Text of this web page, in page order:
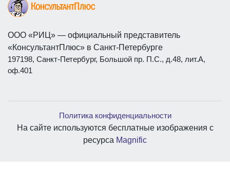
ООО «РИЦ» — официальный представитель
«КонсультантПлюс» в Санкт-Петербурге
197198, Санкт-Петербург, Большой пр. П.С., д.48, лит.А,
оф.401
Политика конфиденциальности
На сайте используются бесплатные изображения с
ресурса Magnific